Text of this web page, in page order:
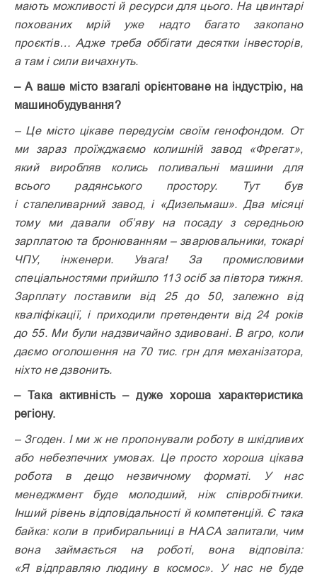
мають можливості й ресурси для цього. На цвинтарі
похованих мрій уже надто багато закопано
проєктів… Адже треба оббігати десятки інвесторів,
а там і сили вичахнуть.
– А ваше місто взагалі орієнтоване на індустрію, на
машинобудування?
– Це місто цікаве передусім своїм генофондом. От
ми зараз проїжджаємо колишній завод «Фрегат»,
який виробляв колись поливальні машини для
всього радянського простору. Тут був
і сталеливарний завод, і «Дизельмаш». Два місяці
тому ми давали об’яву на посаду з середньою
зарплатою та бронюванням – зварювальники, токарі
ЧПУ, інженери. Увага! За промисловими
спеціальностями прийшло 113 осіб за півтора тижня.
Зар­плату поставили від 25 до 50, залежно від
кваліфікації, і приходили претенденти від 24 років
до 55. Ми були надзвичайно здивовані. В агро, коли
даємо оголошення на 70 тис. грн для механізатора,
ніхто не дзвонить.
– Така активність – дуже хороша характеристика
регіону.
– Згоден. І ми ж не пропонували роботу в шкідливих
або небезпечних умовах. Це просто хороша цікава
робота в дещо незвичному форматі. У нас
менеджмент буде молодший, ніж співробітники.
Інший рівень відповідальності й компетенцій. Є така
байка: коли в прибиральниці в НАСА запитали, чим
вона займається на роботі, вона відповіла:
«Я відправляю людину в космос». У нас не буде